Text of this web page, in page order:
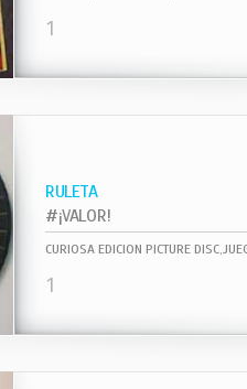
1
RULETA
#¡VALOR!
CURIOSA EDICION PICTURE
1